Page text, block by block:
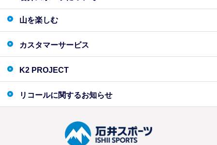
山を楽しむ
カスタマーサービス
K2 PROJECT
リコールに関するお知らせ